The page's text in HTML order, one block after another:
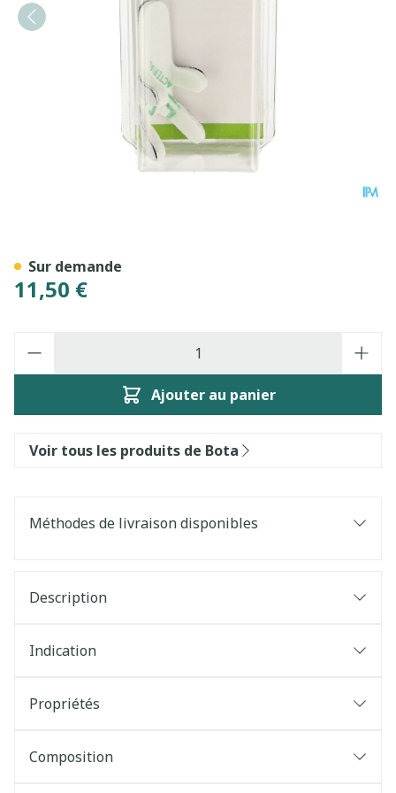
11,50 €
Ajouter au panier
Sur demande
Voir tous les produits de Bota
Méthodes de livraison disponibles
Description
Indication
Propriétés
Composition